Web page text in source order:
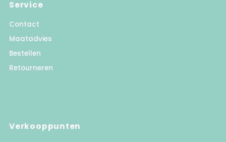
Service
Contact
Maatadvies
Bestellen
Retourneren
Verkooppunten